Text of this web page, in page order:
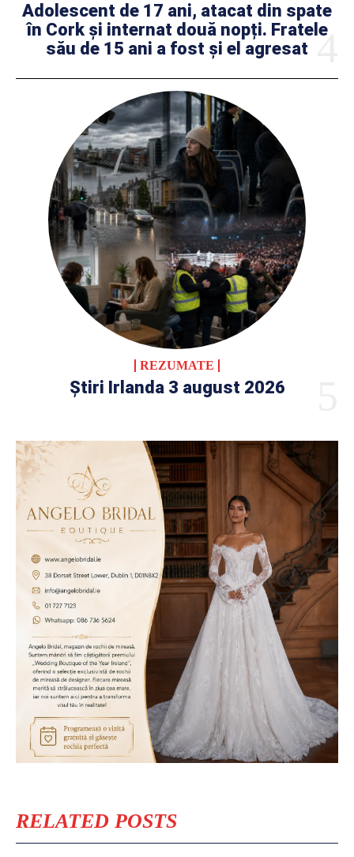
Adolescent de 17 ani, atacat din spate
în Cork și internat două nopți. Fratele
său de 15 ani a fost și el agresat
REZUMATE
Știri Irlanda 3 august 2026
RELATED POSTS